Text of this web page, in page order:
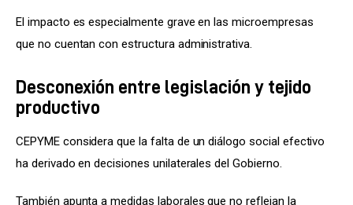
El impacto es especialmente grave en las microempresas
que no cuentan con estructura administrativa.
Desconexión entre legislación y tejido
productivo
CEPYME considera que la falta de un diálogo social efectivo
ha derivado en decisiones unilaterales del Gobierno.
También apunta a medidas laborales que no reflejan la